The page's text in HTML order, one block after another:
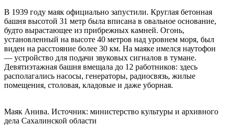
В 1939 году маяк официально запустили. Круглая бетонная
башня высотой 31 метр была вписана в овальное основание,
будто вырастающее из прибрежных камней. Огонь,
установленный на высоте 40 метров над уровнем моря, был
виден на расстояние более 30 км. На маяке имелся наутофон
— устройство для подачи звуковых сигналов в тумане.
Девятиэтажная башня вмещала до 12 работников: здесь
располагались насосы, генераторы, радиосвязь, жилые
помещения, столовая, кладовые и даже уборная.
Маяк Анива. Источник: министерство культуры и архивного
дела Сахалинской области